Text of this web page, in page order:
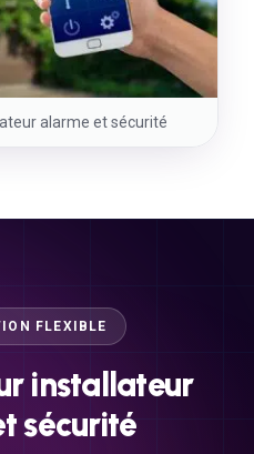
alarme et sécurité
FLEXIBLE
installateur
sécurité